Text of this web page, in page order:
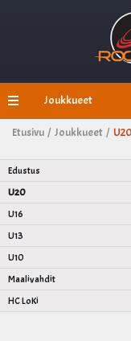
Joukkueet
Etusivu / Joukkueet / U20
Edustus
U20
U16
U13
U10
Maalivahdit
HC LoKi